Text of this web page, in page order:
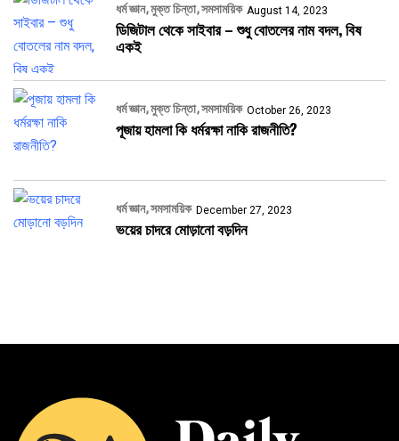
ধর্ম জ্ঞান মুক্ত চিন্তা সমসাময়িক August 14, 2023
ডিজিটাল থেকে সাইবার – শুধু বোতলের নাম বদল, বিষ
একই
ধর্ম জ্ঞান মুক্ত চিন্তা সমসাময়িক October 26, 2023
পূজায় হামলা কি ধর্মরক্ষা নাকি রাজনীতি?
ধর্ম জ্ঞান সমসাময়িক December 27, 2023
ভয়ের চাদরে মোড়ানো বড়দিন